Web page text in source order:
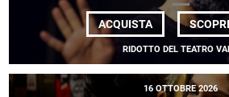
ACQUISTA
RIDOTTO DEL TEATRO
16 OTTOBRE 2026